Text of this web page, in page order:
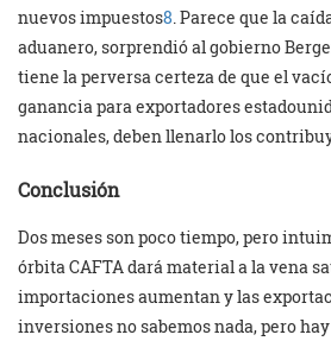
nuevos impuestos8. Parece que la
aduanero, sorprendió al gobierno
tiene la perversa certeza de que el
ganancia para exportadores
nacionales, deben llenarlo los
Conclusión
Dos meses son poco tiempo, pero
órbita CAFTA dará material a la vena
importaciones aumentan y las
inversiones no sabemos nada, pero